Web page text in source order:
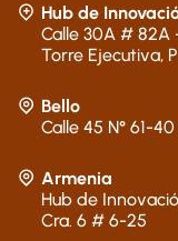
Hub de
Calle 30A # 82A
Torre Ejecutiva,
Bello
Calle 45 N° 61-
Armenia
Hub de
Cra. 6 # 6-25